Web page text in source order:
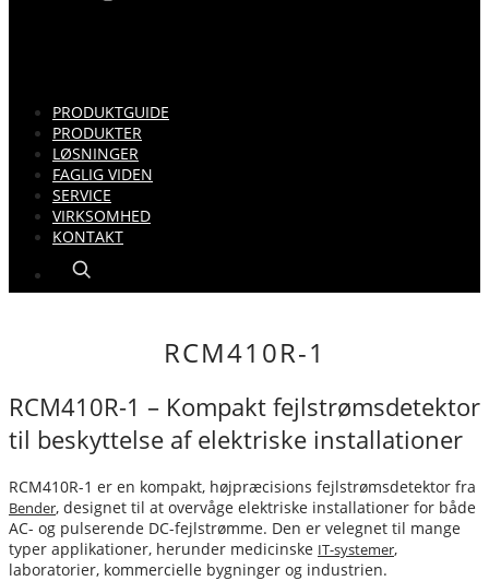
PRODUKTGUIDE
PRODUKTER
LØSNINGER
FAGLIG VIDEN
SERVICE
VIRKSOMHED
KONTAKT
RCM410R-1
RCM410R-1 – Kompakt fejlstrømsdetektor
til beskyttelse af elektriske installationer
RCM410R-1 er en kompakt, højpræcisions fejlstrømsdetektor fra
Bender, designet til at overvåge elektriske installationer for både
AC- og pulserende DC-fejlstrømme. Den er velegnet til mange
typer applikationer, herunder medicinske IT-systemer,
laboratorier, kommercielle bygninger og industrien.